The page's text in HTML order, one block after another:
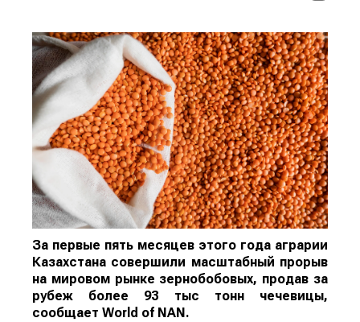
За первые пять месяцев этого года аграрии
Казахстана совершили масштабный прорыв
на мировом рынке зернобобовых, продав за
рубеж более 93 тыс тонн чечевицы,
сообщает World of NAN .